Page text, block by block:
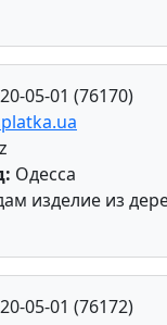
05-01 (76170)
Одесса
изделие из
05-01 (76172)